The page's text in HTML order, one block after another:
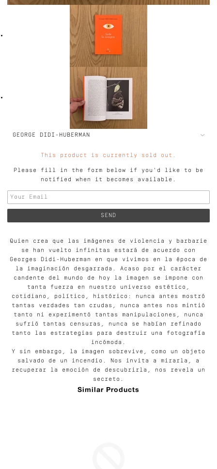
This product is currently sold out.
Please fill in the form below if you'd like to be
notified when it becomes available.
Quien crea que las imágenes de violencia y barbarie
se han vuelto infinitas estará de acuerdo con
Georges Didi-Huberman en que vivimos en la época de
la imaginación desgarrada. Acaso por el carácter
candente del mundo de hoy la imagen se impone con
tanta fuerza en nuestro universo estético,
cotidiano, político, histórico: nunca antes mostró
tantas verdades tan crudas, nunca antes nos mintió
tanto ni experimentó tantas manipulaciones, nunca
sufrió tantas censuras, nunca se habían refinado
tanto las estrategias para destruir una fotografía
incómoda.
Y sin embargo, la imagen sobrevive, como un objeto
salvado de un incendio. Nos invita a mirarla, a
recuperar la emoción de descubrirla, nos revela un
secreto.
Similar Products